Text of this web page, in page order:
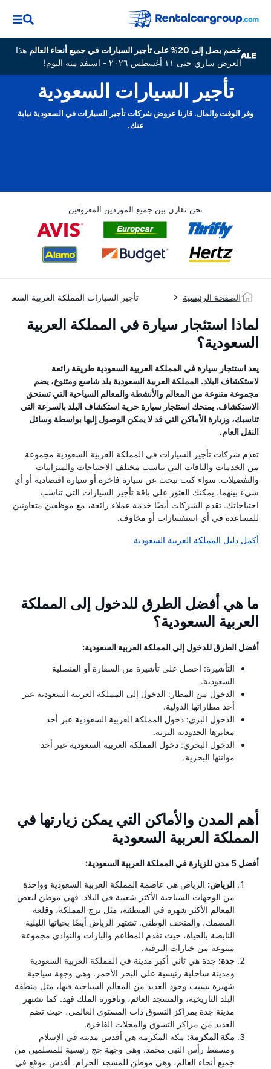
خصم يصل إلى 20% على تأجير السيارات في جميع أنحاء العالم
هذا
العرض ساري حتى ١١ أغسطس ٢٠٢٦ - استفد منه اليوم!
تأجير السيارات السعودية
وفر الوقت والمال. قارنا عروض شركات تأجير السيارات في السعودية نيابة
عنك.
نحن نقارن بين جميع الموردين المعروفين
الصفحة الرئيسية تأجير السيارات المملكة العربية
لماذا استئجار سيارة في المملكة العربية
السعودية؟
يعد استئجار سيارة في المملكة العربية السعودية طريقة رائعة
لاستكشاف البلاد. المملكة العربية السعودية بلد شاسع ومتنوع، يضم
مجموعة متنوعة من المعالم والأنشطة والمعالم السياحية التي تستحق
الاستكشاف. يمنحك استئجار سيارة حرية استكشاف البلد بالسرعة التي
تناسبك، وزيارة الأماكن التي قد لا يمكن الوصول إليها بواسطة وسائل
النقل العام.
تقدم شركات تأجير السيارات في المملكة العربية السعودية مجموعة
من الخدمات والباقات التي تناسب مختلف الاحتياجات والميزانيات
والتفضيلات. سواء كنت تبحث عن سيارة فاخرة أو سيارة اقتصادية أو أي
شيء بينهما، يمكنك العثور على باقة تأجير السيارات التي تناسب
احتياجاتك. تقدم الشركات أيضًا خدمة عملاء رائعة، مع موظفين متعاونين
للمساعدة في أي استفسارات أو مخاوف.
أكمل دليل المملكة العربية السعودية
ما هي أفضل الطرق للدخول إلى المملكة
العربية السعودية؟
أفضل الطرق للدخول إلى المملكة العربية السعودية:
التأشيرة: احصل على تأشيرة من السفارة أو القنصلية
السعودية.
الدخول من المطار: الدخول إلى المملكة العربية السعودية عبر
أحد مطاراتها الدولية.
الدخول البري: دخول المملكة العربية السعودية عبر أحد
معابرها الحدودية البرية.
الدخول البحري: دخول المملكة العربية السعودية عبر أحد
موانئها البحرية.
أهم المدن والأماكن التي يمكن زيارتها في
المملكة العربية السعودية
أفضل 5 مدن للزيارة في المملكة العربية السعودية:
الرياض: الرياض هي عاصمة المملكة العربية السعودية وواحدة
من الوجهات السياحية الأكثر شعبية في البلاد. فهي موطن لبعض
المعالم الأكثر شهرة في المنطقة، مثل برج المملكة، وقلعة
المصمك، والمتحف الوطني. تشتهر الرياض أيضًا بحياتها الليلية
النابضة بالحياة، حيث تقدم المطاعم والبارات والنوادي مجموعة
متنوعة من خيارات الترفيه.
جدة: جدة هي ثاني أكبر مدينة في المملكة العربية السعودية
ومدينة ساحلية رئيسية على البحر الأحمر. وهي وجهة سياحية
شهيرة بسبب وجود العديد من المعالم السياحية فيها، مثل منطقة
البلد التاريخية، والمسجد العائم، ونافورة الملك فهد. كما تشتهر
مدينة جدة بمراكز التسوق ذات المستوى العالمي، حيث تضم
العديد من مراكز التسوق والمحلات الفاخرة.
مكة المكرمة: مكة المكرمة هي أقدس مدينة في الإسلام
ومسقط رأس النبي محمد. وهي وجهة حج رئيسية للمسلمين من
جميع أنحاء العالم، وهي موطن للمسجد الحرام، أقدس موقع في